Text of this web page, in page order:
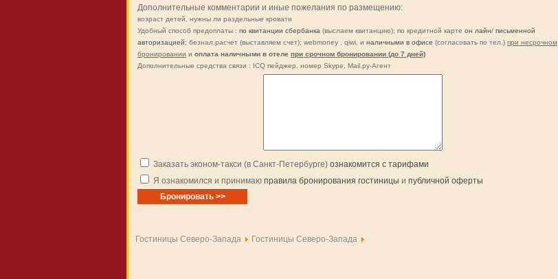
Дополнительные комментарии и иные пожелания по размещению:
возраст детей, нужны ли раздельные кровати
Удобный способ предоплаты : по квитанции сбербанка (выслаем квитанцию); по кредитной карте он лайн/ письменной
авторизацией; безнал.расчет (выставляем счет); webmoney , qiwi, и наличными в офисе (согласовать по тел.) при несрочном
бронировании и оплата наличными в отеле при срочном бронировании (до 7 дней)
Дополнительные средства связи : ICQ пейджер, номер Skype, Mail.рy-Агент
Заказать эконом-такси (в Санкт-Петербурге) ознакомится с тарифами
Я ознакомился и принимаю правила бронирования гостиницы и публичной оферты
Гостиницы Северо-Запада Гостиницы Северо-Запада